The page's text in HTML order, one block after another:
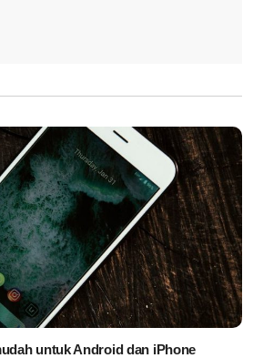
untuk Android dan iPhone